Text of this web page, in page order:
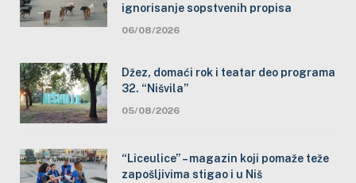
ignorisanje sopstvenih propisa
06/08/2026
Džez, domaći rok i teatar deo programa
32. “Nišvila”
05/08/2026
“Liceulice” – magazin koji pomaže teže
zapošljivima stigao i u Niš